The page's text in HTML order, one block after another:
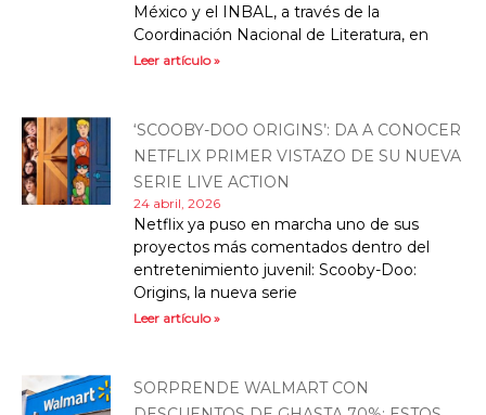
México y el INBAL, a través de la
Coordinación Nacional de Literatura, en
Leer artículo »
‘SCOOBY-DOO ORIGINS’: DA A CONOCER
NETFLIX PRIMER VISTAZO DE SU NUEVA
SERIE LIVE ACTION
24 abril, 2026
Netflix ya puso en marcha uno de sus
proyectos más comentados dentro del
entretenimiento juvenil: Scooby-Doo:
Origins, la nueva serie
Leer artículo »
SORPRENDE WALMART CON